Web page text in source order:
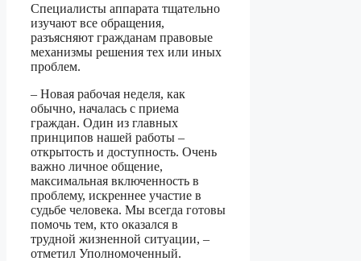
Специалисты аппарата тщательно
изучают все обращения,
разъясняют гражданам правовые
механизмы решения тех или иных
проблем.
– Новая рабочая неделя, как
обычно, началась с приема
граждан. Один из главных
принципов нашей работы –
открытость и доступность. Очень
важно личное общение,
максимальная включенность в
проблему, искреннее участие в
судьбе человека. Мы всегда готовы
помочь тем, кто оказался в
трудной жизненной ситуации, –
отметил Уполномоченный.